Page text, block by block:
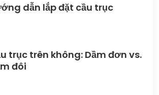
dẫn lắp đặt cầu trục
trục trên không: Dầm đơn vs.
đôi